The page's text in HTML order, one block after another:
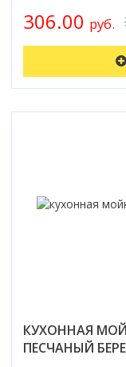
306.00 руб.
КУХОННАЯ
ПЕСЧАНЫЙ